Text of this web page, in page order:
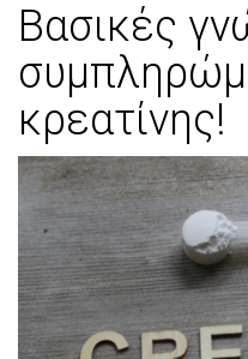
Βασικές
κρεατίνης!